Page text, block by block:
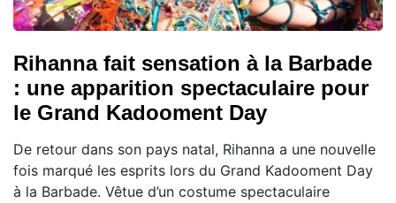
Rihanna fait sensation à la Barbade
: une apparition spectaculaire pour
le Grand Kadooment Day
De retour dans son pays natal, Rihanna a une nouvelle
fois marqué les esprits lors du Grand Kadooment Day
à la Barbade. Vêtue d’un costume spectaculaire